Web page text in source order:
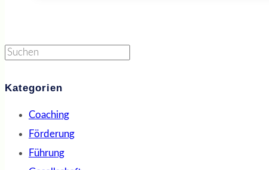
Suchen
Kategorien
Coaching
Förderung
Führung